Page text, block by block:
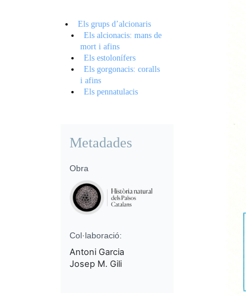
Els grups d’alcionaris
Els alcionacis: mans de
mort i afins
Els estolonífers
Els gorgonacis: coralls
i afins
Els pennatulacis
Metadades
Obra
Col·laboració:
Antoni Garcia
Josep M. Gili